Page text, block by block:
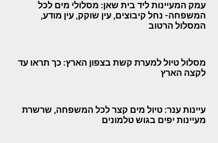
עמק המעיינות ליד בית שאן: מסלולי מים לכל
המשפחה- נחל קיבוצים, עין שוקק, עין מודע,
המסלול הרטוב
מסלול טיול למערת קשת בצפון הארץ: כך תראו עד
לקצה הארץ
עיינות ענר: טיול מים קצר לכל המשפחה, שרשרת
מעיינות יפים בגוש טלמונים